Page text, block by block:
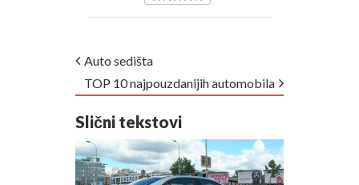
Auto sedišta
TOP 10 najpouzdanijih automobila
Slični tekstovi